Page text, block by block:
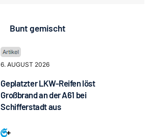
Bunt gemischt
6. AUGUST 2026
Geplatzter LKW-Reifen löst
Großbrand an der A61 bei
Schifferstadt aus